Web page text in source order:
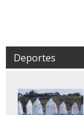
Deportes